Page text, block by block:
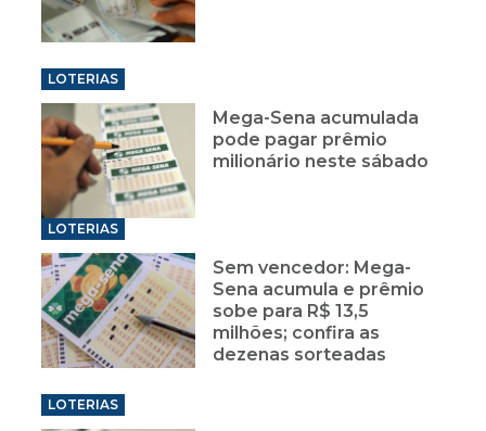
LOTERIAS
Mega-Sena acumulada
pode pagar prêmio
milionário neste sábado
LOTERIAS
Sem vencedor: Mega-
Sena acumula e prêmio
sobe para R$ 13,5
milhões; confira as
dezenas sorteadas
LOTERIAS